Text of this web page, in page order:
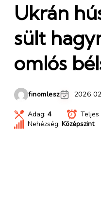
Ukrán
sült
omlós
finomlesz
Adag: 4 Teljes
Nehézség: Középszint